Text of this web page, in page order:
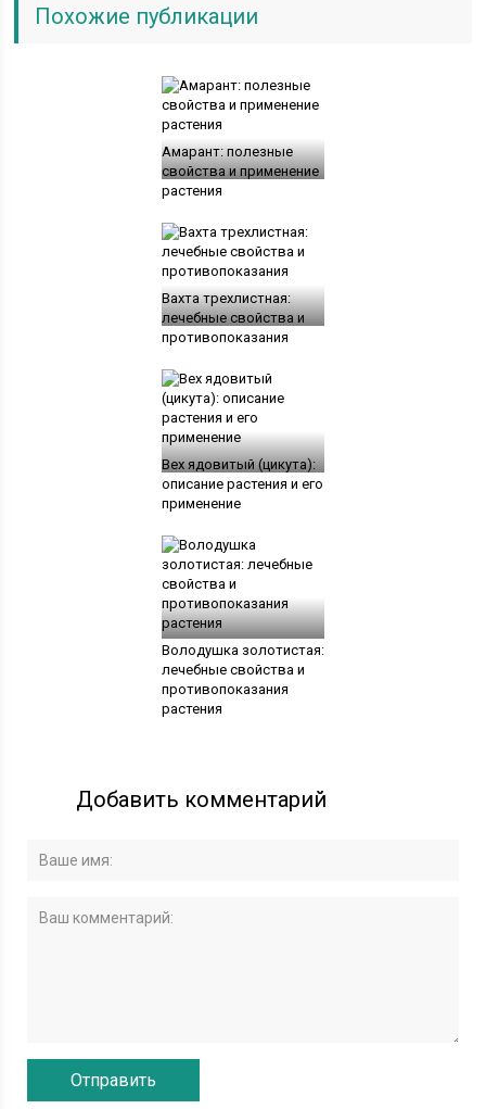
Похожие публикации
Амарант: полезные
свойства и применение
растения
Вахта трехлистная:
лечебные свойства и
противопоказания
Вех ядовитый (цикута):
описание растения и его
применение
Володушка золотистая:
лечебные свойства и
противопоказания
растения
Добавить комментарий